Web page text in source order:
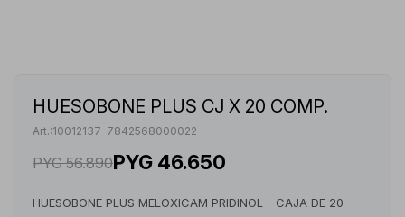
HUESOBONE PLUS CJ X 20 COMP.
10012137-7842568000022
PYG 56.890PYG 46.650
HUESOBONE PLUS MELOXICAM PRIDINOL - CAJA DE 20